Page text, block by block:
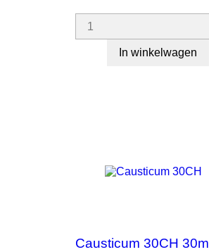
In winkelwagen
Causticum 30CH 30ml